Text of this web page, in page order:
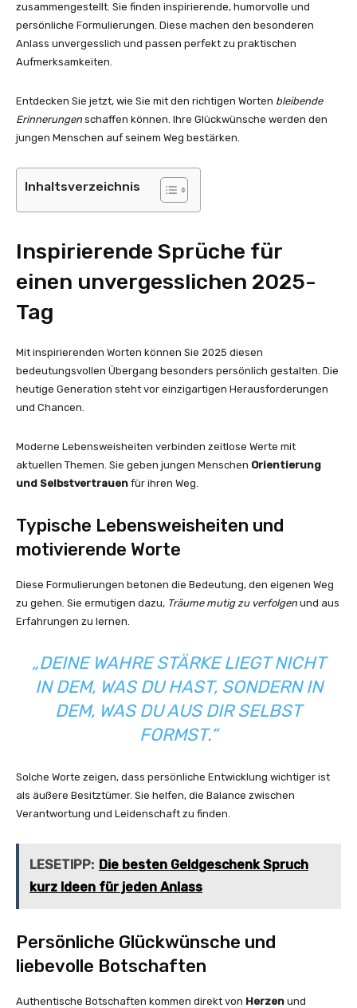
zusammengestellt. Sie finden inspirierende, humorvolle und
persönliche Formulierungen. Diese machen den besonderen
Anlass unvergesslich und passen perfekt zu praktischen
Aufmerksamkeiten.
Entdecken Sie jetzt, wie Sie mit den richtigen Worten bleibende
Erinnerungen schaffen können. Ihre Glückwünsche werden den
jungen Menschen auf seinem Weg bestärken.
Inhaltsverzeichnis
Inspirierende Sprüche für
einen unvergesslichen 2025-
Tag
Mit inspirierenden Worten können Sie 2025 diesen
bedeutungsvollen Übergang besonders persönlich gestalten. Die
heutige Generation steht vor einzigartigen Herausforderungen
und Chancen.
Moderne Lebensweisheiten verbinden zeitlose Werte mit
aktuellen Themen. Sie geben jungen Menschen Orientierung
und Selbstvertrauen für ihren Weg.
Typische Lebensweisheiten und
motivierende Worte
Diese Formulierungen betonen die Bedeutung, den eigenen Weg
zu gehen. Sie ermutigen dazu, Träume mutig zu verfolgen und aus
Erfahrungen zu lernen.
„DEINE WAHRE STÄRKE LIEGT NICHT
IN DEM, WAS DU HAST, SONDERN IN
DEM, WAS DU AUS DIR SELBST
FORMST.“
Solche Worte zeigen, dass persönliche Entwicklung wichtiger ist
als äußere Besitztümer. Sie helfen, die Balance zwischen
Verantwortung und Leidenschaft zu finden.
LESETIPP: Die besten Geldgeschenk Spruch
kurz Ideen für jeden Anlass
Persönliche Glückwünsche und
liebevolle Botschaften
Authentische Botschaften kommen direkt von Herzen und